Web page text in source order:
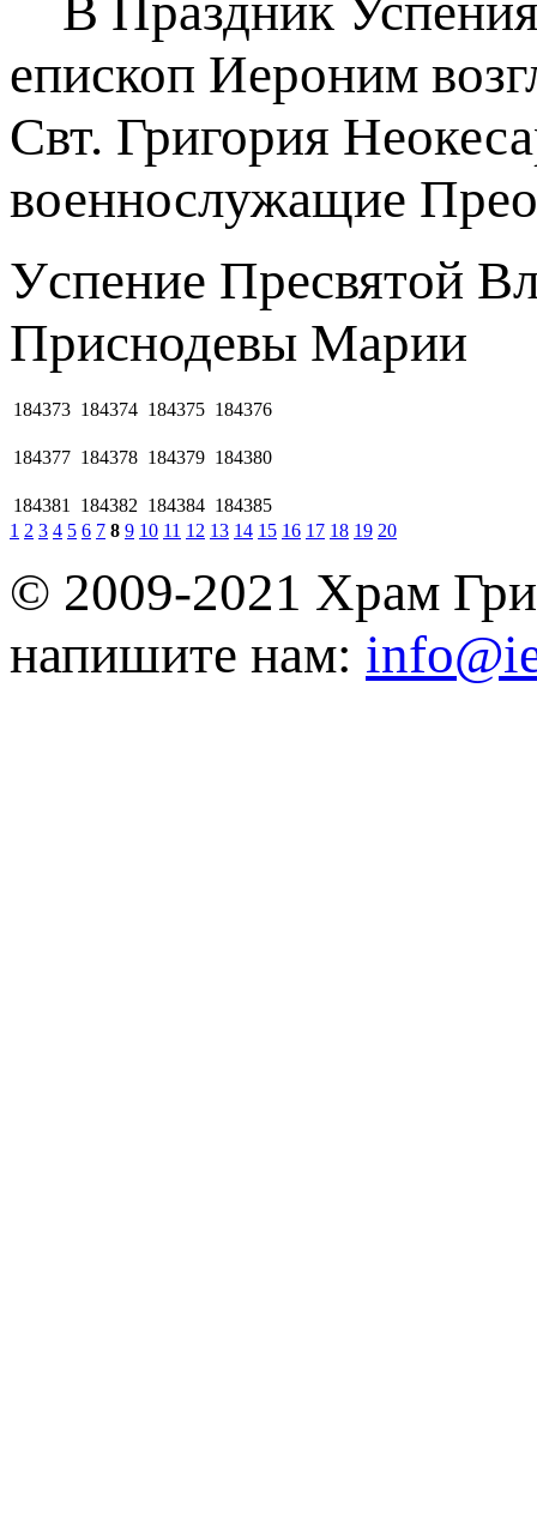
В Праздник
епископ Иероним
Свт. Григория
военнослужащие
Уcпeниe Пpecвятoй
Приснодевы Марии
184373 184374 184375 184376
184377 184378 184379 184380
184381 184382 184384 184385
1 2 3 4 5 6 7 8 9 10 11 12 13 14 15 16 17 18 19 20
© 2009-2021 Храм
напишите нам: